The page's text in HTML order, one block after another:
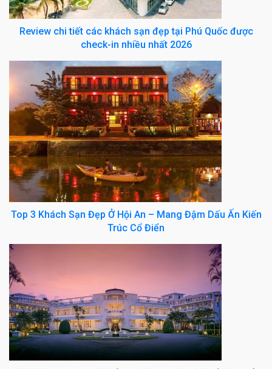
Review chi tiết các khách sạn đẹp tại Phú Quốc được
check-in nhiều nhất 2026
Top 3 Khách Sạn Đẹp Ở Hội An – Mang Đậm Dấu Ấn Kiến
Trúc Cổ Điển